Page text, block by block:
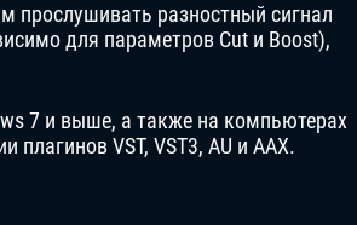
прослушивать разностный сигнал
для параметров Cut и Boost),
7 и выше, а также на компьютерах
VST, VST3, AU и AAX.